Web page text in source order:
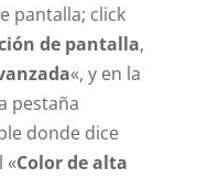
pantalla; click
de pantalla,
«, y en la
pestaña
donde dice
«Color de alta